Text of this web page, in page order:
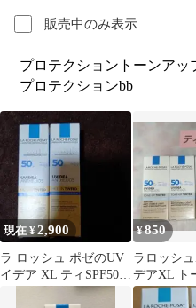
販売中のみ表示
プロテクショントーンアッ
プロテクションbb
現在 ¥2,900
ラ ロッシュ ポゼのUV
イデア XL ティSPF50・
PA++++2個セット
¥850
ラロッシ
デアXL ト
ィント ３